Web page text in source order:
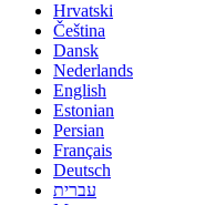
Hrvatski
Čeština
Dansk
Nederlands
English
Estonian
Persian
Français
Deutsch
עברית